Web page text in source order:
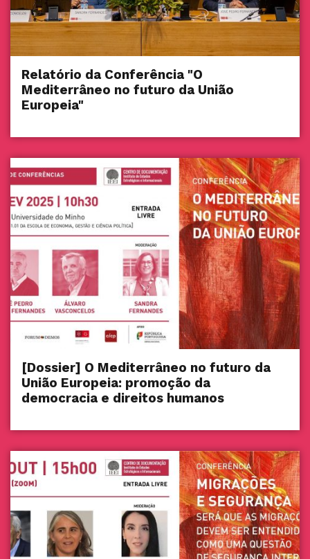
Relatório da Conferência "O
Mediterrâneo no futuro da União
Europeia"
[Dossier] O Mediterrâneo no futuro da
União Europeia: promoção da
democracia e direitos humanos